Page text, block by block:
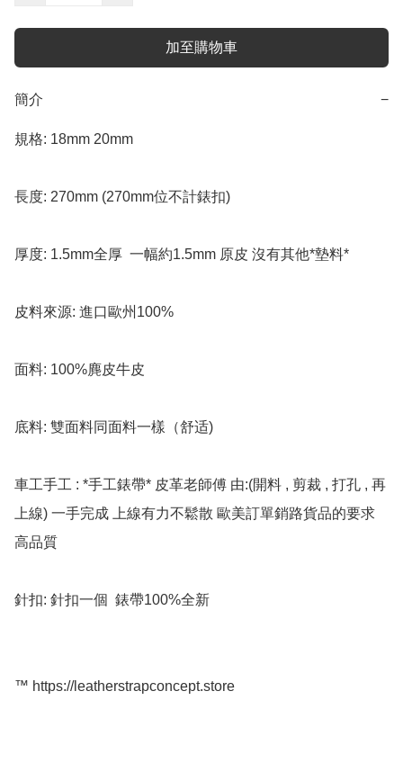
加至購物車
簡介 −
規格: 18mm 20mm
長度: 270mm (270mm位不計錶扣)
厚度: 1.5mm全厚  一幅約1.5mm 原皮 沒有其他*墊料*
皮料來源: 進口歐州100%
面料: 100%麂皮牛皮
底料: 雙面料同面料一樣（舒适)
車工手工 : *手工錶帶* 皮革老師傅 由:(開料 , 剪裁 , 打孔 , 再
上線) 一手完成 上線有力不鬆散 歐美訂單銷路貨品的要求
高品質
針扣: 針扣一個  錶帶100%全新
™️ https://leatherstrapconcept.store